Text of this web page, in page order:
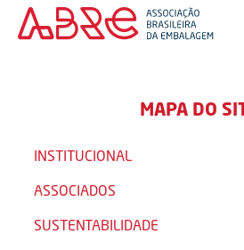
MAPA DO
INSTITUCIONAL
ASSOCIADOS
SUSTENTABILIDADE